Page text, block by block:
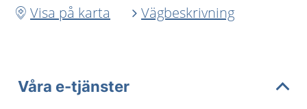
Visa på karta
Vägbeskrivning
Våra e-tjänster